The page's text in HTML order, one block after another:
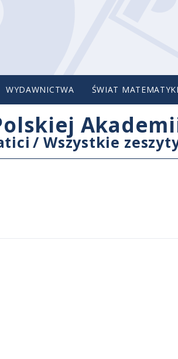
WYDAWNICTWA ŚWIAT MATEMATYKI
/Wszystkie